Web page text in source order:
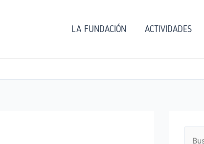
LA FUNDACIÓN ACTIVIDADES